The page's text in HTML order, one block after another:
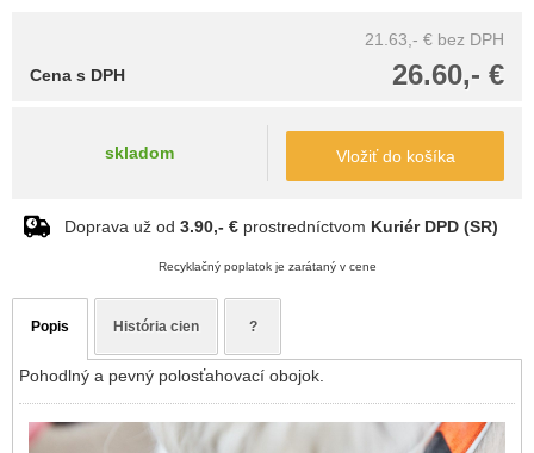
21.63,- € bez DPH
26.60,- €
Cena s DPH
skladom Vložiť do košíka
Doprava už od 3.90,- € prostredníctvom Kuriér DPD (SR)
Recyklačný poplatok je zarátaný v cene
Popis História cien ?
Pohodlný a pevný polosťahovací obojok.